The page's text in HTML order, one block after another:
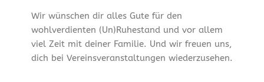
Wir wünschen dir alles Gute für den
wohlverdienten (Un)Ruhestand und vor allem
viel Zeit mit deiner Familie. Und wir freuen uns,
dich bei Vereinsveranstaltungen wiederzusehen.